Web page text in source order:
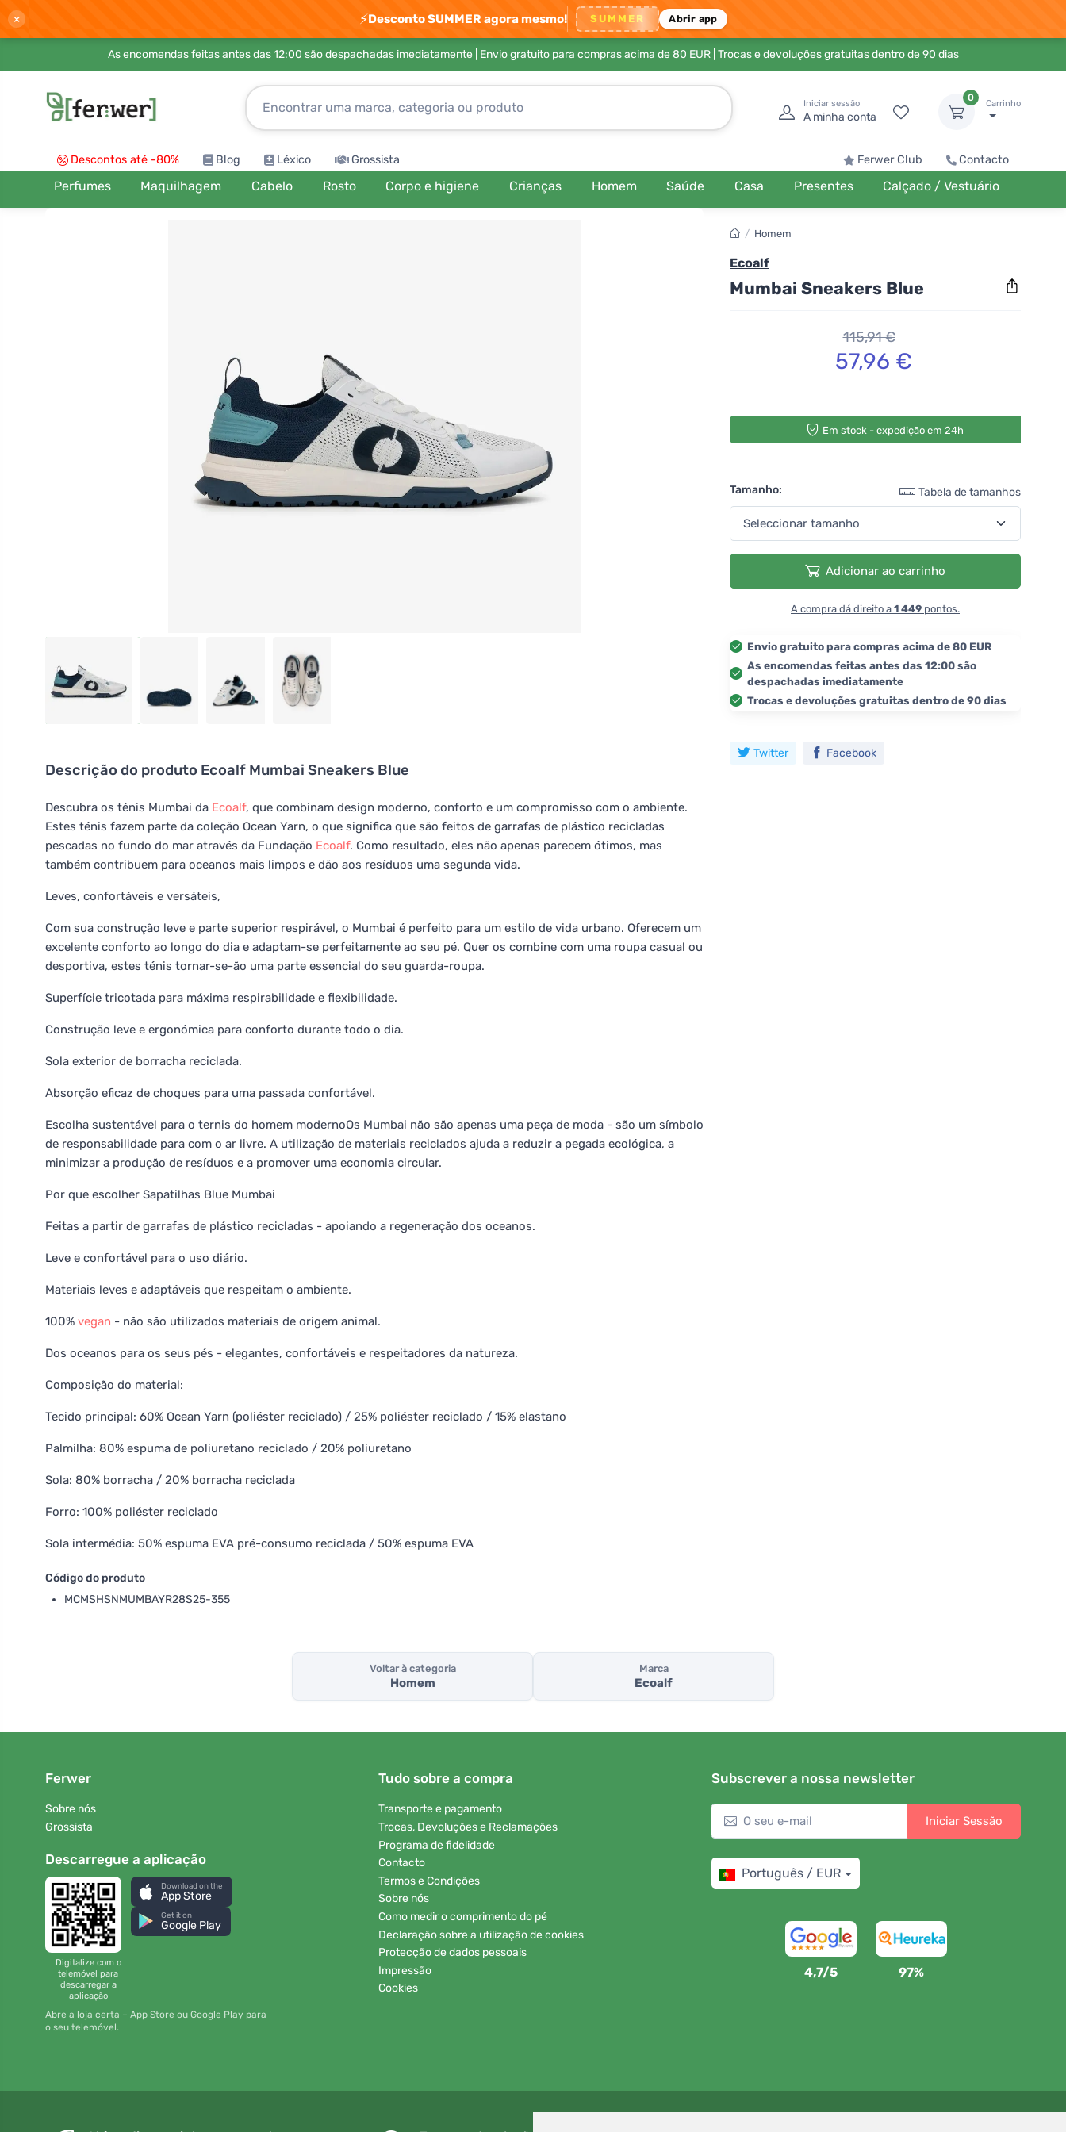
× ⚡Desconto SUMMER agora mesmo! SUMMER Abrir app
As encomendas feitas antes das 12:00 são despachadas imediatamente | Envio gratuito para compras acima de 80 EUR| Trocas e devoluções gratuitas dentro de 90 dias
Iniciar sessão
A minha conta
0
Carrinho
Descontos até -80% Blog Léxico Grossista Ferwer Club Contacto
Perfumes Maquilhagem Cabelo Rosto Corpo e higiene Crianças Homem Saúde Casa Presentes Calçado / Vestuário
Descrição do produto Ecoalf Mumbai Sneakers Blue
Descubra os ténis Mumbai da Ecoalf, que combinam design moderno, conforto e um compromisso com o ambiente.
Estes ténis fazem parte da coleção Ocean Yarn, o que significa que são feitos de garrafas de plástico recicladas
pescadas no fundo do mar através da Fundação Ecoalf. Como resultado, eles não apenas parecem ótimos, mas
também contribuem para oceanos mais limpos e dão aos resíduos uma segunda vida.
Leves, confortáveis e versáteis,
Com sua construção leve e parte superior respirável, o Mumbai é perfeito para um estilo de vida urbano. Oferecem um
excelente conforto ao longo do dia e adaptam-se perfeitamente ao seu pé. Quer os combine com uma roupa casual ou
desportiva, estes ténis tornar-se-ão uma parte essencial do seu guarda-roupa.
Superfície tricotada para máxima respirabilidade e flexibilidade.
Construção leve e ergonómica para conforto durante todo o dia.
Sola exterior de borracha reciclada.
Absorção eficaz de choques para uma passada confortável.
Escolha sustentável para o ternis do homem modernoOs Mumbai não são apenas uma peça de moda - são um símbolo
de responsabilidade para com o ar livre. A utilização de materiais reciclados ajuda a reduzir a pegada ecológica, a
minimizar a produção de resíduos e a promover uma economia circular.
Por que escolher Sapatilhas Blue Mumbai
Feitas a partir de garrafas de plástico recicladas - apoiando a regeneração dos oceanos.
Leve e confortável para o uso diário.
Materiais leves e adaptáveis que respeitam o ambiente.
100% vegan - não são utilizados materiais de origem animal.
Dos oceanos para os seus pés - elegantes, confortáveis e respeitadores da natureza.
Composição do material:
Tecido principal: 60% Ocean Yarn (poliéster reciclado) / 25% poliéster reciclado / 15% elastano
Palmilha: 80% espuma de poliuretano reciclado / 20% poliuretano
Sola: 80% borracha / 20% borracha reciclada
Forro: 100% poliéster reciclado
Sola intermédia: 50% espuma EVA pré-consumo reciclada / 50% espuma EVA
Código do produto
MCMSHSNMUMBAYR28S25-355
/ Homem
Ecoalf
Mumbai Sneakers Blue
115,91 €
57,96 €
Em stock - expedição em 24h
Tamanho: Tabela de tamanhos
Adicionar ao carrinho
A compra dá direito a 1 449 pontos.
Envio gratuito para compras acima de 80 EUR
As encomendas feitas antes das 12:00 são
despachadas imediatamente
Trocas e devoluções gratuitas dentro de 90 dias
Twitter Facebook
Voltar à categoria
Homem
Marca
Ecoalf
Ferwer
Sobre nós
Grossista
Descarregue a aplicação
Digitalize com o
telemóvel para
descarregar a
aplicação
Download on the
App Store
Get it on
Google Play
Abre a loja certa – App Store ou Google Play para
o seu telemóvel.
Tudo sobre a compra
Transporte e pagamento
Trocas, Devoluções e Reclamações
Programa de fidelidade
Contacto
Termos e Condições
Sobre nós
Como medir o comprimento do pé
Declaração sobre a utilização de cookies
Protecção de dados pessoais
Impressão
Cookies
Subscrever a nossa newsletter
Iniciar Sessão
Português / EUR
4,7/5 97%